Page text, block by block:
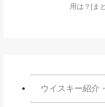
用は？[ま
ウイスキー紹介